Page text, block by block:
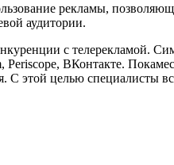
рекламы,
аудитории.
с телерекламой.
ВКонтакте.
С этой целью специалисты